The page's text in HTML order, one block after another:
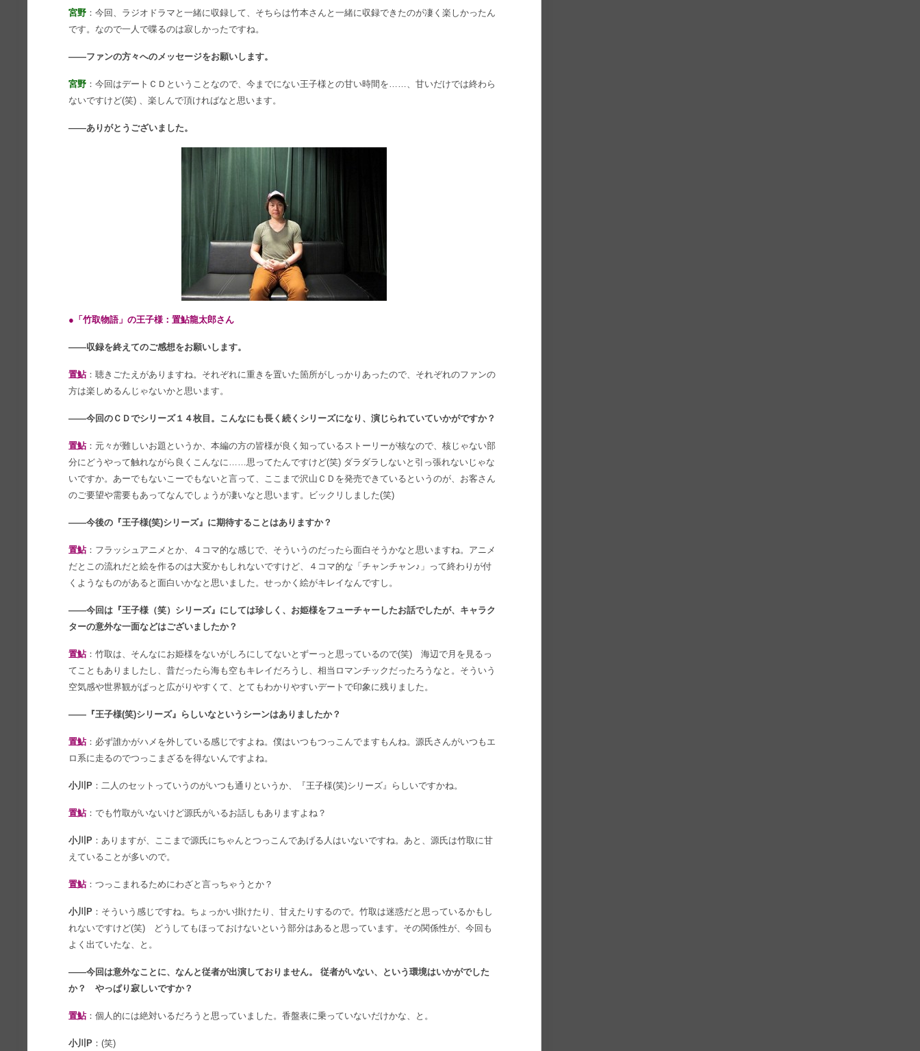
宮野 ：今回、ラジオドラマと一緒に収録して、そちらは竹本さんと一緒に収録できたのが凄く楽しかったん
です。なので一人で喋るのは寂しかったですね。
――ファンの方々へのメッセージをお願いします。
宮野 ：今回はデートＣＤということなので、今までにない王子様との甘い時間を……、甘いだけでは終わら
ないですけど(笑) 、楽しんで頂ければなと思います。
――ありがとうございました。
●「竹取物語」の王子様：置鮎龍太郎さん
――収録を終えてのご感想をお願いします。
置鮎：聴きごたえがありますね。それぞれに重きを置いた箇所がしっかりあったので、それぞれのファンの
方は楽しめるんじゃないかと思います。
――今回のＣＤでシリーズ１４枚目。こんなにも長く続くシリーズになり、演じられていていかがですか？
置鮎：元々が難しいお題というか、本編の方の皆様が良く知っているストーリーが核なので、核じゃない部
分にどうやって触れながら良くこんなに……思ってたんですけど(笑) ダラダラしないと引っ張れないじゃな
いですか。あーでもないこーでもないと言って、ここまで沢山ＣＤを発売できているというのが、お客さん
のご要望や需要もあってなんでしょうが凄いなと思います。ビックリしました(笑)
――今後の『王子様(笑)シリーズ』に期待することはありますか？
置鮎：フラッシュアニメとか、４コマ的な感じで、そういうのだったら面白そうかなと思いますね。アニメ
だとこの流れだと絵を作るのは大変かもしれないですけど、４コマ的な「チャンチャン♪」って終わりが付
くようなものがあると面白いかなと思いました。せっかく絵がキレイなんですし。
――今回は『王子様（笑）シリーズ』にしては珍しく、お姫様をフューチャーしたお話でしたが、キャラク
ターの意外な一面などはございましたか？
置鮎：竹取は、そんなにお姫様をないがしろにしてないとずーっと思っているので(笑) 海辺で月を見るっ
てこともありましたし、昔だったら海も空もキレイだろうし、相当ロマンチックだったろうなと。そういう
空気感や世界観がぱっと広がりやすくて、とてもわかりやすいデートで印象に残りました。
――『王子様(笑)シリーズ』らしいなというシーンはありましたか？
置鮎：必ず誰かがハメを外している感じですよね。僕はいつもつっこんでますもんね。源氏さんがいつもエ
ロ系に走るのでつっこまざるを得ないんですよね。
小川P ：二人のセットっていうのがいつも通りというか、『王子様(笑)シリーズ』らしいですかね。
置鮎：でも竹取がいないけど源氏がいるお話しもありますよね？
小川P ：ありますが、ここまで源氏にちゃんとつっこんであげる人はいないですね。あと、源氏は竹取に甘
えていることが多いので。
置鮎：つっこまれるためにわざと言っちゃうとか？
小川P ：そういう感じですね。ちょっかい掛けたり、甘えたりするので。竹取は迷惑だと思っているかもし
れないですけど(笑) どうしてもほっておけないという部分はあると思っています。その関係性が、今回も
よく出ていたな、と。
――今回は意外なことに、なんと従者が出演しておりません。 従者がいない、という環境はいかがでした
か？ やっぱり寂しいですか？
置鮎：個人的には絶対いるだろうと思っていました。香盤表に乗っていないだけかな、と。
小川P ：(笑)